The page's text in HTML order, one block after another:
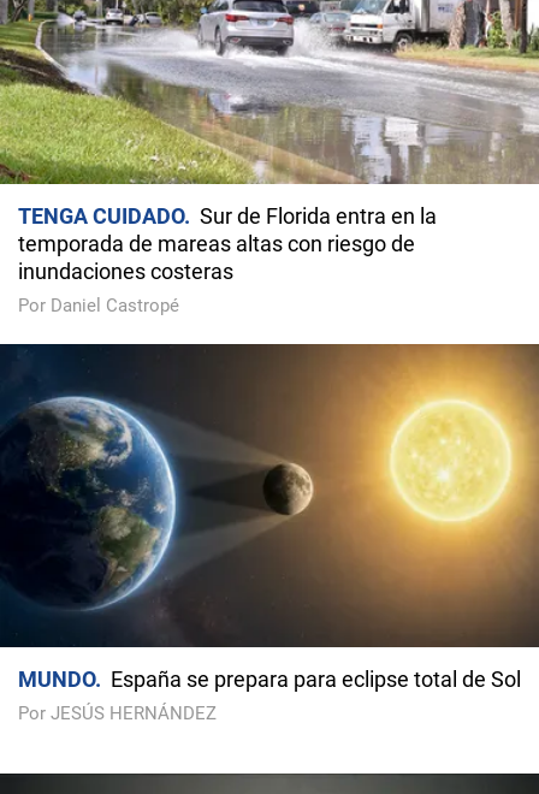
TENGA CUIDADO
Sur de Florida entra en la
temporada de mareas altas con riesgo de
inundaciones costeras
Por Daniel Castropé
MUNDO España se prepara para eclipse total de Sol
Por JESÚS HERNÁNDEZ